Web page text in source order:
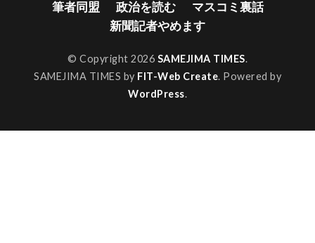
筆者同盟
政治を読む
マスコミ裏話
新聞記者やめます
© Copyright 2026 SAMEJIMA TIMES.
SAMEJIMA TIMES by FIT-Web Create. Powered by
WordPress.